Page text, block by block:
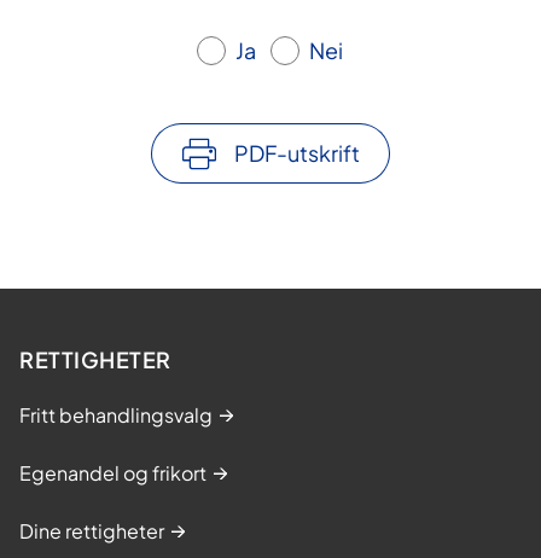
Ja Nei
PDF-utskrift
RETTIGHETER
Fritt behandlingsvalg
Egenandel og frikort
Dine rettigheter